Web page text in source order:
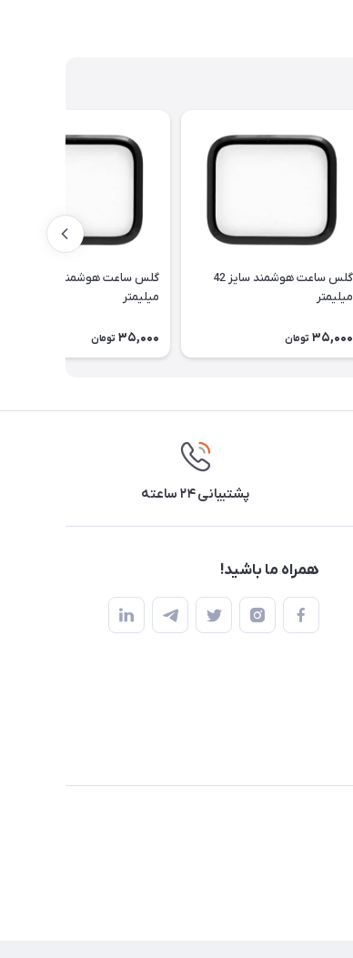
گلس ساعت هوشمند سایز 42
میلیمتر
35,000 تومان
میلیمتر
35,000 تومان
پشتیبانی ۲۴ ساعته
همراه ما باشید!